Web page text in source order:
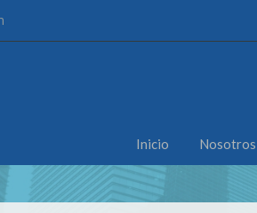
Inicio Nosotros